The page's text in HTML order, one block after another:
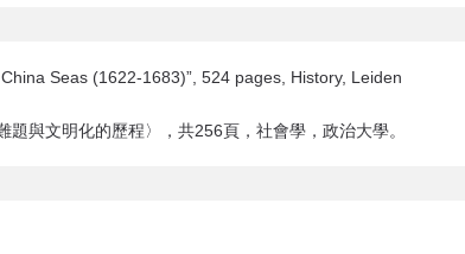
Seas (1622-1683)”, 524 pages, History, Leiden
與文明化的歷程〉，共256頁，社會學，政治大學。